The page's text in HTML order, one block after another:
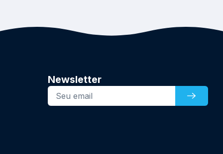
Newsletter